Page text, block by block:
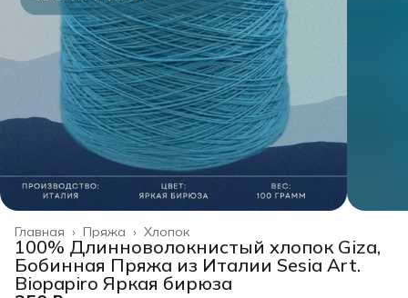
Хлопок
Пряжа ›
Главная ›
100% Длинноволокнистый хлопок Giza,
Бобинная Пряжа из Италии Sesia Art.
Biopapiro Яркая бирюза